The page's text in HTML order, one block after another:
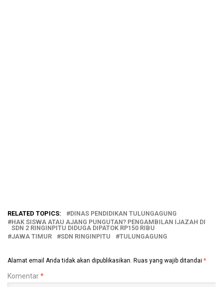
RELATED TOPICS:
DINAS PENDIDIKAN TULUNGAGUNG
HAK SISWA ATAU AJANG PUNGUTAN? PENGAMBILAN IJAZAH DI
SDN 2 RINGINPITU DIDUGA DIPATOK RP150 RIBU
JAWA TIMUR
SDN RINGINPITU TULUNGAGUNG
Alamat email Anda tidak akan dipublikasikan. Ruas yang wajib ditandai *
Komentar*